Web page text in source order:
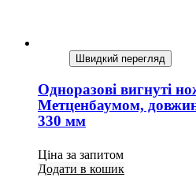
Швидкий перегляд
Одноразові вигнуті
Метценбаумом,
330 мм
Ціна за запитом
Додати в кошик